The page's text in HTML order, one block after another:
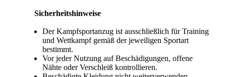
Sicherheitshinweise
Der Kampfsportanzug ist ausschließlich für Training
und Wettkampf gemäß der jeweiligen Sportart
bestimmt.
Vor jeder Nutzung auf Beschädigungen, offene
Nähte oder Verschleiß kontrollieren.